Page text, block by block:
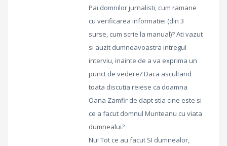
Pai domnilor jurnalisti, cum ramane
cu verificarea informatiei (din 3
surse, cum scrie la manual)? Ati vazut
si auzit dumneavoastra intregul
interviu, inainte de a va exprima un
punct de vedere? Daca ascultand
toata discutia reiese ca doamna
Oana Zamfir de dapt stia cine este si
ce a facut domnul Munteanu cu viata
dumnealui?
Nu! Tot ce au facut SI dumnealor,